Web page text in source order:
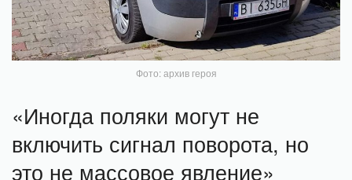
Фото: архив героя
«Иногда поляки могут не
включить сигнал поворота, но
это не массовое явление»